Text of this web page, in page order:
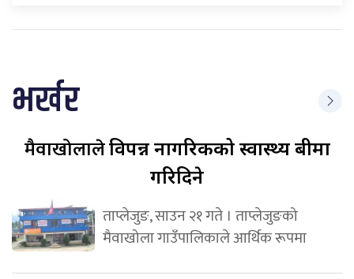
भर्खर
मैवाखोलालेविपन्न नागरिकको स्वास्थ्य बीमा
गरिदिने
ताप्लेजुङ, साउन २१ गते । ताप्लेजुङको
मैवाखोला गाउँपालिकाले आर्थिक रूपमा